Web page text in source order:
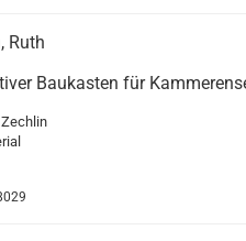
Ruth
Baukasten für